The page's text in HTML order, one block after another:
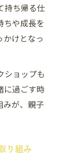
持ち帰る仕
ちや成長を
かけとなっ
ショップも
に過ごす時
みが、親子
り組み